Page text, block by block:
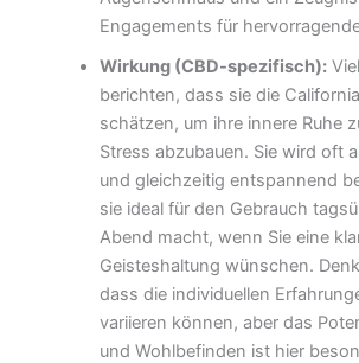
Engagements für
Wirkung (CBD-spezifisch):
berichten, dass sie die
schätzen, um ihre innere Ruhe
Stress abzubauen. Sie wird oft
und gleichzeitig entspannend
sie ideal für den Gebrauch
Abend macht, wenn Sie eine
Geisteshaltung wünschen.
dass die individuellen
variieren können, aber das
und Wohlbefinden ist hier